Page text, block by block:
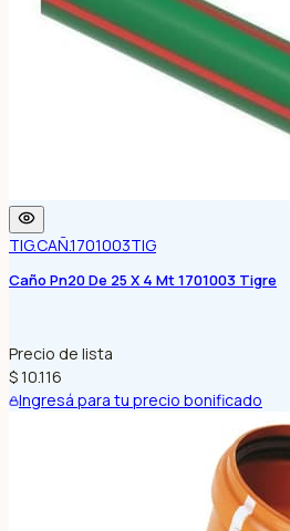
TIG.CAÑ.1701003TIG
Caño Pn20 De 25 X 4 Mt 1701003 Tigre
Precio de lista
$ 10.116
Ingresá para tu precio bonificado